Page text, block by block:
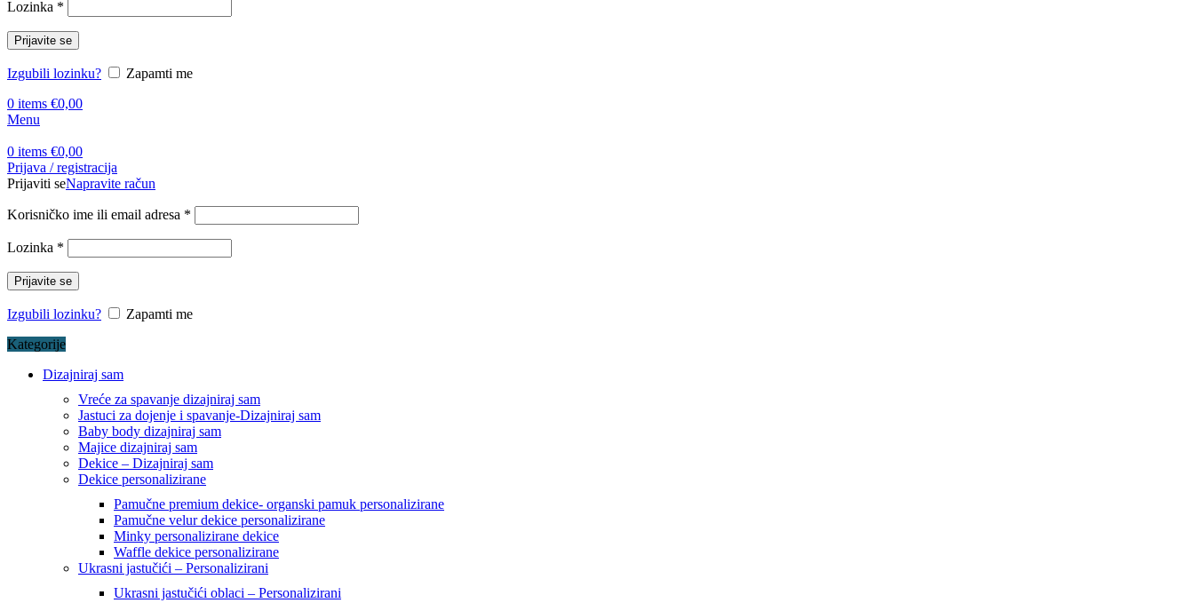
Lozinka *
Prijavite se
Izgubili lozinku?
Zapamti me
0 items €0,00
Menu
0 items €0,00
Prijava / registracija
Prijaviti seNapravite račun
Korisničko ime ili email adresa *
Lozinka *
Prijavite se
Izgubili lozinku?
Zapamti me
Kategorije
Dizajniraj sam
Vreće za spavanje dizajniraj sam
Jastuci za dojenje i spavanje-Dizajniraj sam
Baby body dizajniraj sam
Majice dizajniraj sam
Dekice – Dizajniraj sam
Dekice personalizirane
Pamučne premium dekice- organski pamuk personalizirane
Pamučne velur dekice personalizirane
Minky personalizirane dekice
Waffle dekice personalizirane
Ukrasni jastučići – Personalizirani
Ukrasni jastučići oblaci – Personalizirani